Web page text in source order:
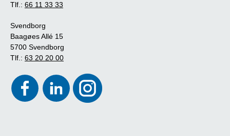
Tlf.: 66 11 33 33
Svendborg
Baagøes Allé 15
5700 Svendborg
Tlf.: 63 20 20 00